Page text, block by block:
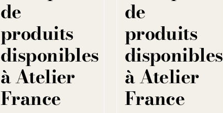
de
produits
disponibles
à Atelier
France
de
produits
disponibles
à Atelier
France